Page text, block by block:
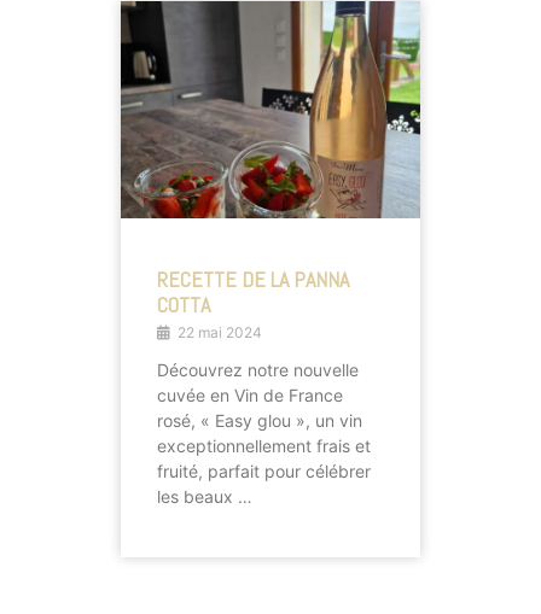
RECETTE DE LA PANNA
COTTA
22 mai 2024
Découvrez notre nouvelle
cuvée en Vin de France
rosé, « Easy glou », un vin
exceptionnellement frais et
fruité, parfait pour célébrer
les beaux …